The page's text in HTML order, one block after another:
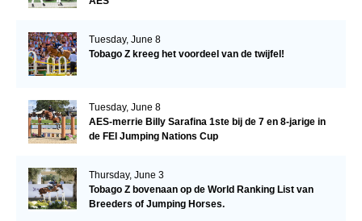
Tuesday, June 8
Tobago Z kreeg het voordeel van de twijfel!
Tuesday, June 8
AES-merrie Billy Sarafina 1ste bij de 7 en 8-jarige in
de FEI Jumping Nations Cup
Thursday, June 3
Tobago Z bovenaan op de World Ranking List van
Breeders of Jumping Horses.